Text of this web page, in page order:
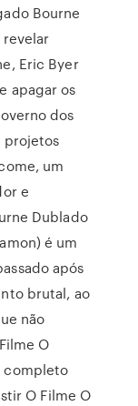
Bourne
revelar
Eric Byer
apagar os
dos
projetos
um
e
Dublado
é um
após
brutal, ao
não
O
completo
O Filme O